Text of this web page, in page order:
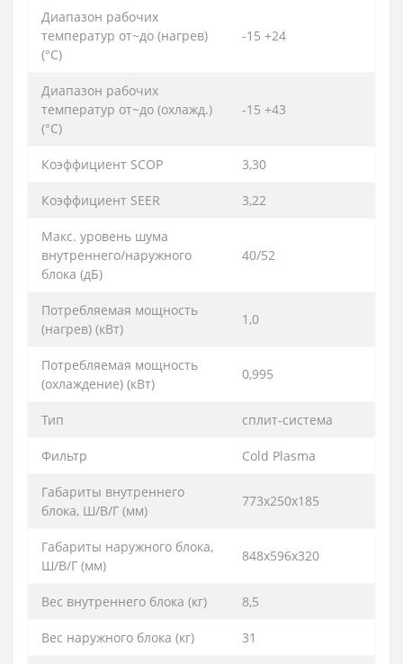
Диапазон рабочих
температур от~до (нагрев)
(°C)
-15 +24
Диапазон рабочих
температур от~до (охлажд.)
(°C)
-15 +43
Коэффициент SCOP 3,30
Коэффициент SEER 3,22
Макс. уровень шума
внутреннего/наружного
блока (дБ)
40/52
Потребляемая мощность
(нагрев) (кВт)
1,0
Потребляемая мощность
(охлаждение) (кВт)
0,995
Тип сплит-система
Фильтр Cold Plasma
Габариты внутреннего
блока, Ш/В/Г (мм)
773x250x185
Габариты наружного блока,
Ш/В/Г (мм)
848x596x320
Вес внутреннего блока (кг) 8,5
Вес наружного блока (кг) 31